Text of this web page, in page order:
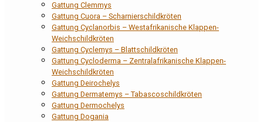
Gattung Clemmys
Gattung Cuora – Scharnierschildkröten
Gattung Cyclanorbis – Westafrikanische Klappen-
Weichschildkröten
Gattung Cyclemys – Blattschildkröten
Gattung Cycloderma – Zentralafrikanische Klappen-
Weichschildkröten
Gattung Deirochelys
Gattung Dermatemys – Tabascoschildkröten
Gattung Dermochelys
Gattung Dogania